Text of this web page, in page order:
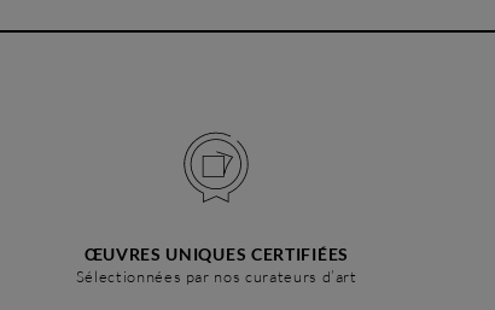
ŒUVRES UNIQUES CERTIFIÉES
Sélectionnées par nos curateurs d’art